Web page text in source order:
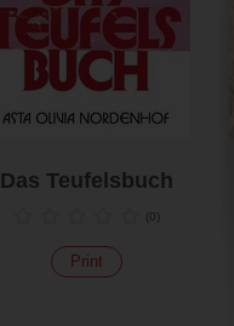
Das Teufelsbuch
(0
Print